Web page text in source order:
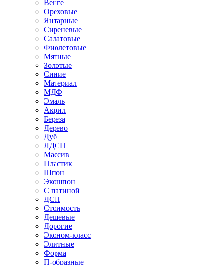
Венге
Ореховые
Янтарные
Сиреневые
Салатовые
Фиолетовые
Мятные
Золотые
Синие
Материал
МДФ
Эмаль
Акрил
Береза
Дерево
Дуб
ЛДСП
Массив
Пластик
Шпон
Экошпон
С патиной
ДСП
Стоимость
Дешевые
Дорогие
Эконом-класс
Элитные
Форма
П-образные